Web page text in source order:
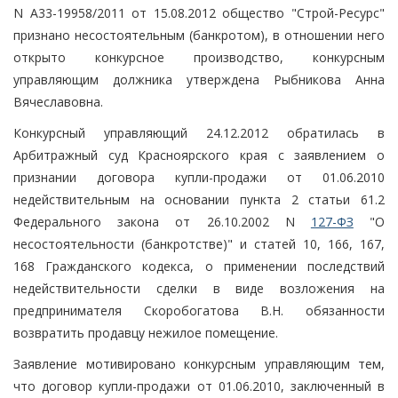
N А33-19958/2011 от 15.08.2012 общество "Строй-Ресурс"
признано несостоятельным (банкротом), в отношении него
открыто конкурсное производство, конкурсным
управляющим должника утверждена Рыбникова Анна
Вячеславовна.
Конкурсный управляющий 24.12.2012 обратилась в
Арбитражный суд Красноярского края с заявлением о
признании договора купли-продажи от 01.06.2010
недействительным на основании пункта 2 статьи 61.2
Федерального закона от 26.10.2002 N 127-ФЗ "О
несостоятельности (банкротстве)" и статей 10, 166, 167,
168 Гражданского кодекса, о применении последствий
недействительности сделки в виде возложения на
предпринимателя Скоробогатова В.Н. обязанности
возвратить продавцу нежилое помещение.
Заявление мотивировано конкурсным управляющим тем,
что договор купли-продажи от 01.06.2010, заключенный в